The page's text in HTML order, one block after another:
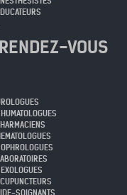
VOUS
SOIGNANTS